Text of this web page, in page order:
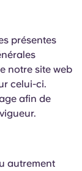
présentes
notre site web
celui-ci.
afin de
autrement